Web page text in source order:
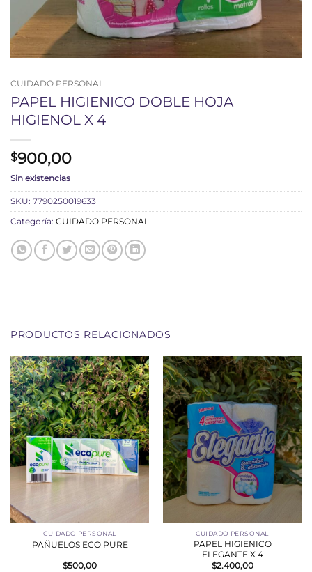
CUIDADO PERSONAL
PAPEL HIGIENICO DOBLE HOJA
HIGIENOL X 4
$900,00
Sin existencias
SKU: 7790250019633
Categoría: CUIDADO PERSONAL
PRODUCTOS RELACIONADOS
CUIDADO PERSONAL
PAÑUELOS ECO PURE
$500,00
CUIDADO PERSONAL
PAPEL HIGIENICO
ELEGANTE X 4
$2.400,00